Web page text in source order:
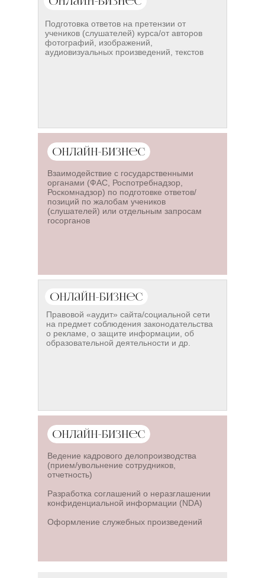
Правовой «аудит» сайта/социальной сети
на предмет соблюдения законодательства
о рекламе, о защите информации, об
образовательной деятельности и др.
Ведение кадрового делопроизводства
(прием/увольнение сотрудников,
отчетность)
Разработка соглашений о неразглашении
конфиденциальной информации (NDA)
Оформление служебных произведений
Подготовка ответов на претензии от
учеников (слушателей) курса/от авторов
фотографий, изображений,
аудиовизуальных произведений, текстов
Взаимодействие с государственными
органами (ФАС, Роспотребнадзор,
Роскомнадзор) по подготовке ответов/
позиций по жалобам учеников
(слушателей) или отдельным запросам
госорганов